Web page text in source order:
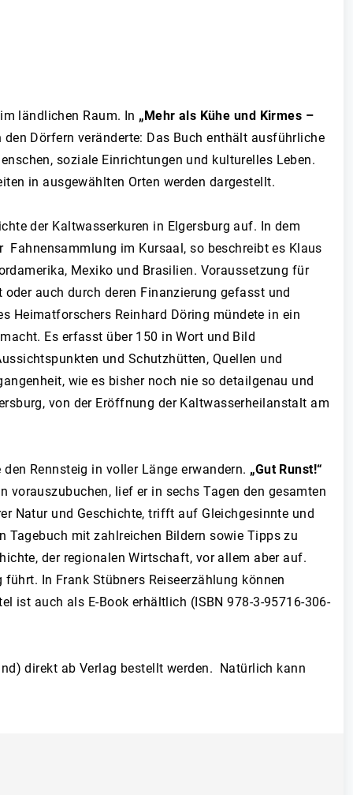
ländlichen Raum. In „Mehr als Kühe und Kirmes –
Dörfern veränderte: Das Buch enthält ausführliche
soziale Einrichtungen und kulturelles Leben.
in ausgewählten Orten werden dargestellt.
der Kaltwasserkuren in Elgersburg auf. In dem
im Kursaal, so beschreibt es Klaus
Mexiko und Brasilien. Voraussetzung für
auch durch deren Finanzierung gefasst und
Heimatforschers Reinhard Döring mündete in ein
Es erfasst über 150 in Wort und Bild
und Schutzhütten, Quellen und
wie es bisher noch nie so detailgenau und
von der Eröffnung der Kaltwasserheilanstalt am
Rennsteig in voller Länge erwandern. „Gut Runst!“
vorauszubuchen, lief er in sechs Tagen den gesamten
Natur und Geschichte, trifft auf Gleichgesinnte und
Tagebuch mit zahlreichen Bildern sowie Tipps zu
der regionalen Wirtschaft, vor allem aber auf.
In Frank Stübners Reiseerzählung können
ist auch als E-Book erhältlich (ISBN 978-3-95716-306-
direkt ab Verlag bestellt werden. Natürlich kann